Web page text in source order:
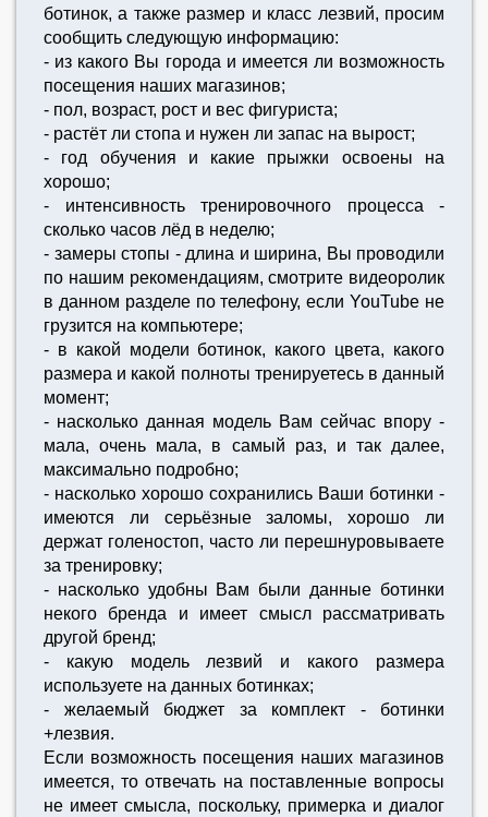
ботинок, а также размер и класс лезвий, просим
сообщить следующую информацию:
- из какого Вы города и имеется ли возможность
посещения наших магазинов;
- пол, возраст, рост и вес фигуриста;
- растёт ли стопа и нужен ли запас на вырост;
- год обучения и какие прыжки освоены на
хорошо;
- интенсивность тренировочного процесса -
сколько часов лёд в неделю;
- замеры стопы - длина и ширина, Вы проводили
по нашим рекомендациям, смотрите видеоролик
в данном разделе по телефону, если YouTube не
грузится на компьютере;
- в какой модели ботинок, какого цвета, какого
размера и какой полноты тренируетесь в данный
момент;
- насколько данная модель Вам сейчас впору -
мала, очень мала, в самый раз, и так далее,
максимально подробно;
- насколько хорошо сохранились Ваши ботинки -
имеются ли серьёзные заломы, хорошо ли
держат голеностоп, часто ли перешнуровываете
за тренировку;
- насколько удобны Вам были данные ботинки
некого бренда и имеет смысл рассматривать
другой бренд;
- какую модель лезвий и какого размера
используете на данных ботинках;
- желаемый бюджет за комплект - ботинки
+лезвия.
Если возможность посещения наших магазинов
имеется, то отвечать на поставленные вопросы
не имеет смысла, поскольку, примерка и диалог